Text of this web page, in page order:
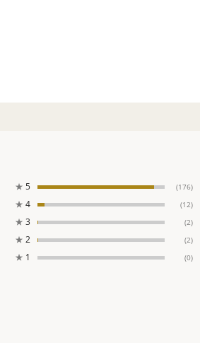
★ 5 (176)
★ 4 (12)
★ 3 (2)
★ 2 (2)
★ 1 (0)